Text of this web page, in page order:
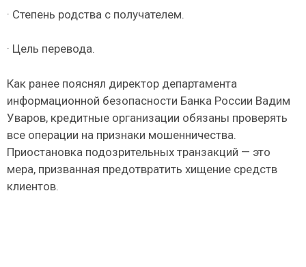
· Степень родства с получателем.
· Цель перевода.
Как ранее пояснял директор департамента
информационной безопасности Банка России Вадим
Уваров, кредитные организации обязаны проверять
все операции на признаки мошенничества.
Приостановка подозрительных транзакций — это
мера, призванная предотвратить хищение средств
клиентов.